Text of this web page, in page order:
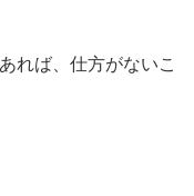
れば、仕方がないこ